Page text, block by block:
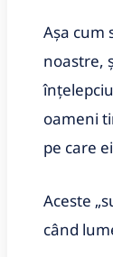
Așa cum
noastre,
oameni
pe care
Aceste
când